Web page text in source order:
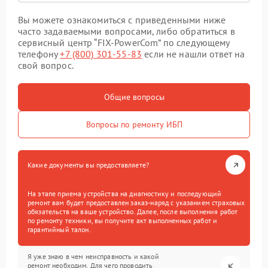
Вы можете ознакомиться с приведенными ниже
часто задаваемыми вопросами, либо обратиться в
сервисный центр “FIX-PowerCom” по следующему
телефону+7 (800) 301-55-83 если не нашли ответ на
свой вопрос.
Общие вопросы
Вопросы по ремонту ИБП
Какие документы вы предоставляете?
На этапе приема устройства на диагностику и последующий
ремонт вам будет предоставлен заказ-наряд с указанием страховых
обязательств на ваше устройство. Далее, после выполнения работ
по ремонту техники, вы получите акт выполненных работ и
гарантийный талон.
Я уже знаю в чем неисправность и какой
ремонт необходим. Для чего проводить